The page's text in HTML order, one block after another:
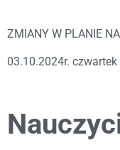
ZMIANY W PLANIE
03.10.2024r. czwartek